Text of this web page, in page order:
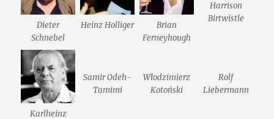
Dieter
Schnebel
Heinz Holliger
Brian
Ferneyhough
Harrison
Birtwistle
Karlheinz
Samir Odeh-
Tamimi
Włodzimierz
Kotoński
Rolf
Liebermann